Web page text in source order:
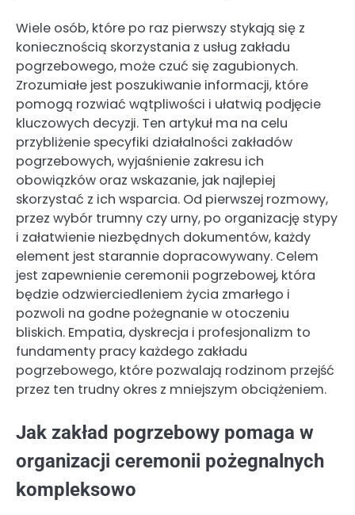
Wiele osób, które po raz pierwszy stykają się z
koniecznością skorzystania z usług zakładu
pogrzebowego, może czuć się zagubionych.
Zrozumiałe jest poszukiwanie informacji, które
pomogą rozwiać wątpliwości i ułatwią podjęcie
kluczowych decyzji. Ten artykuł ma na celu
przybliżenie specyfiki działalności zakładów
pogrzebowych, wyjaśnienie zakresu ich
obowiązków oraz wskazanie, jak najlepiej
skorzystać z ich wsparcia. Od pierwszej rozmowy,
przez wybór trumny czy urny, po organizację stypy
i załatwienie niezbędnych dokumentów, każdy
element jest starannie dopracowywany. Celem
jest zapewnienie ceremonii pogrzebowej, która
będzie odzwierciedleniem życia zmarłego i
pozwoli na godne pożegnanie w otoczeniu
bliskich. Empatia, dyskrecja i profesjonalizm to
fundamenty pracy każdego zakładu
pogrzebowego, które pozwalają rodzinom przejść
przez ten trudny okres z mniejszym obciążeniem.
Jak zakład pogrzebowy pomaga w
organizacji ceremonii pożegnalnych
kompleksowo